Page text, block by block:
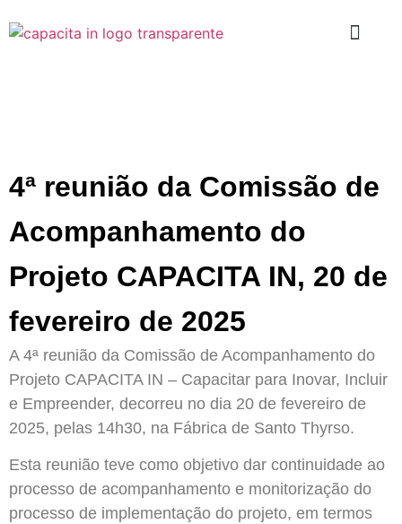
4ª reunião da Comissão de
Acompanhamento do
Projeto CAPACITA IN, 20 de
fevereiro de 2025
A 4ª reunião da Comissão de Acompanhamento do
Projeto CAPACITA IN – Capacitar para Inovar, Incluir
e Empreender, decorreu no dia 20 de fevereiro de
2025, pelas 14h30, na Fábrica de Santo Thyrso.
Esta reunião teve como objetivo dar continuidade ao
processo de acompanhamento e monitorização do
processo de implementação do projeto, em termos